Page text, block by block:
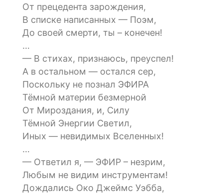
От прецедента зарождения,
В списке написанных — Поэм,
До своей смерти, ты – конечен!
…
— В стихах, признаюсь, преуспел!
А в остальном — остался сер,
Поскольку не познал ЭФИРА
Тёмной материи безмерной
От Мироздания, и, Силу
Тёмной Энергии Светил,
Иных — невидимых Вселенных!
…
— Ответил я, — ЭФИР – незрим,
Любым не видим инструментам!
Дождались Око Джеймс Уэбба,